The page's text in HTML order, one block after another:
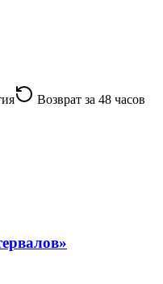
Возврат за 48 часов